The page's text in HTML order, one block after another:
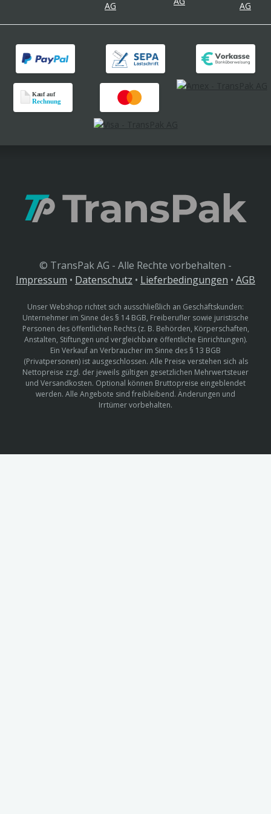
© TransPak AG - Alle Rechte vorbehalten -
Impressum • Datenschutz • Lieferbedingungen • AGB
Unser Webshop richtet sich ausschließlich an Geschäftskunden:
Unternehmer im Sinne des § 14 BGB, Freiberufler sowie juristische
Personen des öffentlichen Rechts (z. B. Behörden, Körperschaften,
Anstalten, Stiftungen und vergleichbare öffentliche Einrichtungen).
Ein Verkauf an Verbraucher im Sinne des § 13 BGB
(Privatpersonen) ist ausgeschlossen. Alle Preise verstehen sich als
Nettopreise zzgl. der jeweils gültigen gesetzlichen Mehrwertsteuer
und Versandkosten. Optional können Bruttopreise eingeblendet
werden. Alle Angebote sind freibleibend. Änderungen und
Irrtümer vorbehalten.